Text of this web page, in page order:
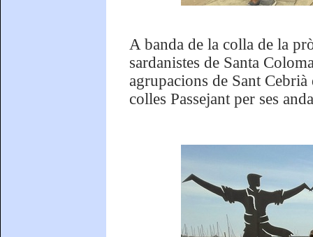
A banda de la colla de la
sardanistes de Santa
agrupacions de Sant
colles Passejant per ses